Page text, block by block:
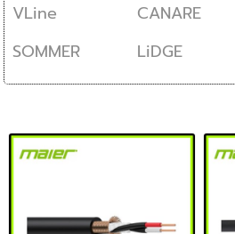
VLine
CANARE
SOMMER
LiDGE